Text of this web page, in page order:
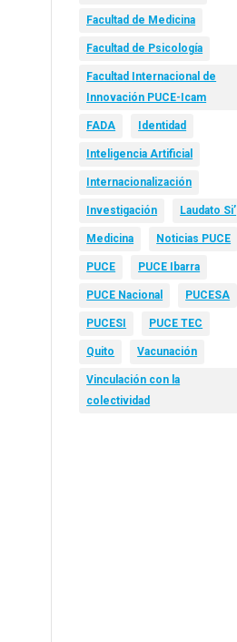
Facultad de Medicina
Facultad de Psicología
Facultad Internacional de
Innovación PUCE-Icam
FADA Identidad
Inteligencia Artificial
Internacionalización
Investigación Laudato Si’
Medicina Noticias PUCE
PUCE PUCE Ibarra
PUCE Nacional PUCESA
PUCESI PUCE TEC
Quito Vacunación
Vinculación con la
colectividad